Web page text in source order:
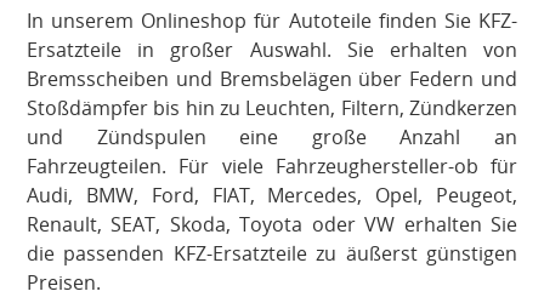
In unserem Onlineshop für Autoteile finden Sie KFZ-
Ersatzteile in großer Auswahl. Sie erhalten von
Bremsscheiben und Bremsbelägen über Federn und
Stoßdämpfer bis hin zu Leuchten, Filtern, Zündkerzen
und Zündspulen eine große Anzahl an
Fahrzeugteilen. Für viele Fahrzeughersteller-ob für
Audi, BMW, Ford, FIAT, Mercedes, Opel, Peugeot,
Renault, SEAT, Skoda, Toyota oder VW erhalten Sie
die passenden KFZ-Ersatzteile zu äußerst günstigen
Preisen.